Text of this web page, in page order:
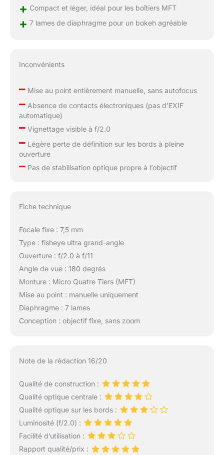
+ Compact et léger, idéal pour les boîtiers MFT
+ 7 lames de diaphragme pour un bokeh agréable
Inconvénients
–Mise au point entièrement manuelle, sans autofocus
–Absence de contacts électroniques (pas d’EXIF
automatique)
–Vignettage visible à f/2.0
–Légère perte de définition sur les bords à pleine
ouverture
–Pas de stabilisation optique propre à l’objectif
Fiche technique
Focale fixe : 7,5 mm
Type : fisheye ultra grand-angle
Ouverture : f/2.0 à f/11
Angle de vue : 180 degrés
Monture : Micro Quatre Tiers (MFT)
Mise au point : manuelle uniquement
Diaphragme : 7 lames
Conception : objectif fixe, sans zoom
Note de la rédaction 16/20
Qualité de construction :
Qualité optique centrale :
Qualité optique sur les bords :
Luminosité (f/2.0) :
Facilité d’utilisation :
Rapport qualité/prix :